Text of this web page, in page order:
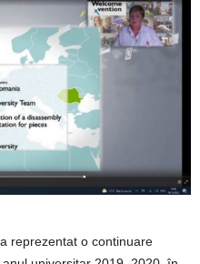
reprezentat o continuare